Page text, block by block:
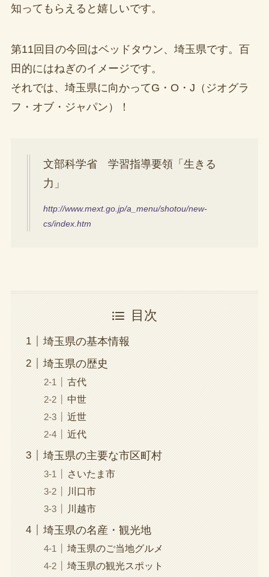
知ってもらえると嬉しいです。
第11回目の今回はベッドタウン、埼玉県です。百
田的にはねぎのイメージです。
それでは、埼玉県に向かってG・O・J（ジオグラ
フ・オブ・ジャパン）！
文部科学省 学習指導要領「生きる
力」
http://www.mext.go.jp/a_menu/shotou/new-
cs/index.htm
目次
埼玉県の基本情報
埼玉県の歴史
古代
中世
近世
近代
埼玉県の主要な市区町村
さいたま市
川口市
川越市
埼玉県の名産・観光地
埼玉県のご当地グルメ
埼玉県の観光スポット